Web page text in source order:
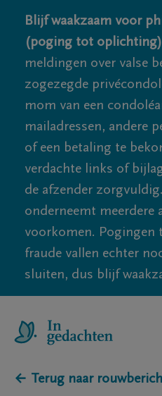
Blijf waakzaam voor
(poging tot
meldingen over valse
zogezegde
mom van een
mailadressen, andere
of een betaling te
verdachte links of
de afzender
onderneemt meerdere
voorkomen. Pogingen
fraude vallen echter
sluiten, dus blijf
← Terug naar